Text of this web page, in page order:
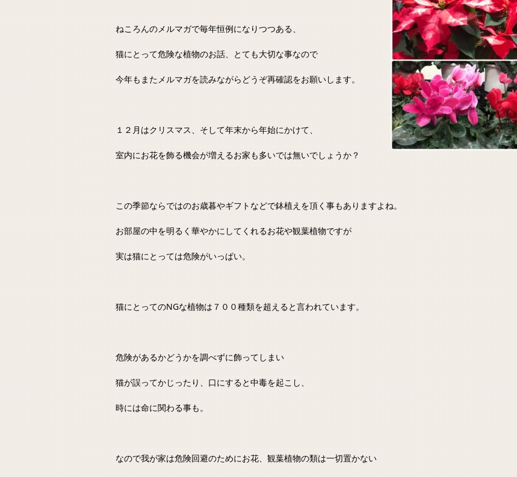
ねころんのメルマガで毎年恒例になりつつある、
猫にとって危険な植物のお話、とても大切な事なので
今年もまたメルマガを読みながらどうぞ再確認をお願いします。
１２月はクリスマス、そして年末から年始にかけて、
室内にお花を飾る機会が増えるお家も多いでは無いでしょうか？
この季節ならではのお歳暮やギフトなどで鉢植えを頂く事もありますよね。
お部屋の中を明るく華やかにしてくれるお花や観葉植物ですが
実は猫にとっては危険がいっぱい。
猫にとってのNGな植物は７００種類を超えると言われています。
危険があるかどうかを調べずに飾ってしまい
猫が誤ってかじったり、口にすると中毒を起こし、
時には命に関わる事も。
なので我が家は危険回避のためにお花、観葉植物の類は一切置かない